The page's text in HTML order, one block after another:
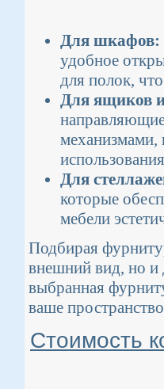
Для шкафов:
удобное
для полок,
Для ящиков
механизмами,
Для
которые
мебели
Подбирая
внешний вид, но и
выбранная
ваше
Стоимость